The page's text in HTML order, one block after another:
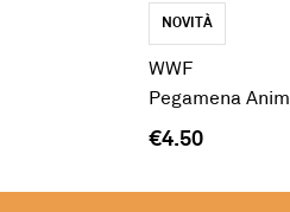
NOVITÀ
WWF
Pegamena
€4.50